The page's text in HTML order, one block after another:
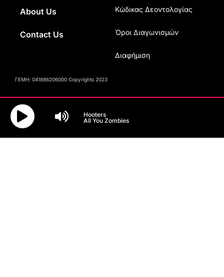
About Us
Contact Us
Κώδικας Δεοντολογίας
Όροι Διαγωνισμών
Διαφήμιση
ΓΕΜΗ: 041886206000 Copyrights 2023
Hooters
All You Zombies